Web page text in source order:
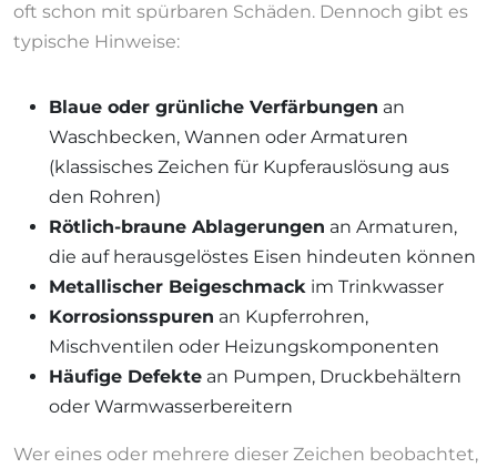
oft schon mit spürbaren Schäden. Dennoch gibt es
typische Hinweise:
Blaue oder grünliche Verfärbungen an
Waschbecken, Wannen oder Armaturen
(klassisches Zeichen für Kupferauslösung aus
den Rohren)
Rötlich-braune Ablagerungen an Armaturen,
die auf herausgelöstes Eisen hindeuten können
Metallischer Beigeschmack im Trinkwasser
Korrosionsspuren an Kupferrohren,
Mischventilen oder Heizungskomponenten
Häufige Defekte an Pumpen, Druckbehältern
oder Warmwasserbereitern
Wer eines oder mehrere dieser Zeichen beobachtet,